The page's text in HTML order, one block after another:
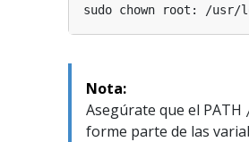
Nota:
Asegúrate que el PATH
forme parte de las